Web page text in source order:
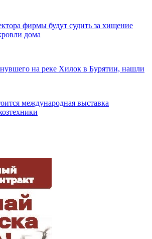
фирмы будут судить за хищение
дома
на реке Хилок в Бурятии, нашли
международная выставка